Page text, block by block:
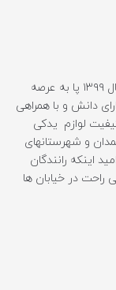
شرکت پخش چاپار یدک با یاری خداوند منان از سال ۱۳۹۹ پا به عرصه
دانش و با همراهی
لوازم یدکی
و شهرستانهای
اینکه رانندگان
راحت در خیابان ها